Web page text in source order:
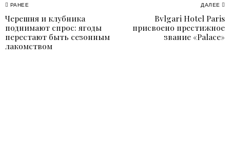
Навигация
по
записям
РАНЕЕ
Previous
post:
Черешня и клубника
поднимают спрос: ягоды
перестают быть сезонным
лакомством
ДАЛЕЕ
Bvlgari Hotel Paris
присвоено престижное
звание «Palace»